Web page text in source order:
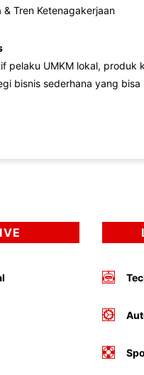
& Tren Ketenagakerjaan
pelaku UMKM lokal, produk
bisnis sederhana yang bisa